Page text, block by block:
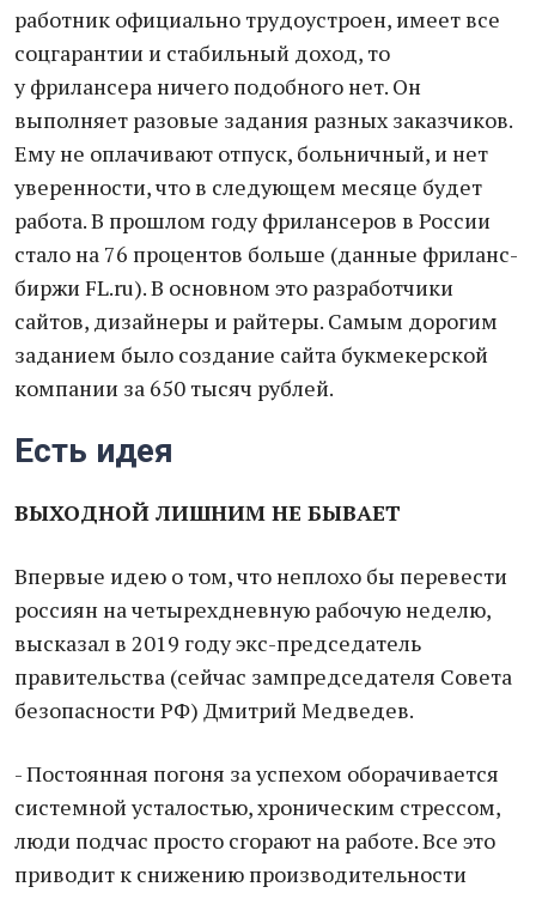
работник официально трудоустроен, имеет все
соцгарантии и стабильный доход, то
у фрилансера ничего подобного нет. Он
выполняет разовые задания разных заказчиков.
Ему не оплачивают отпуск, больничный, и нет
уверенности, что в следующем месяце будет
работа. В прошлом году фрилансеров в России
стало на 76 процентов больше (данные фриланс-
биржи FL.ru). В основном это разработчики
сайтов, дизайнеры и райтеры. Самым дорогим
заданием было создание сайта букмекерской
компании за 650 тысяч рублей.
Есть идея
ВЫХОДНОЙ ЛИШНИМ НЕ БЫВАЕТ
Впервые идею о том, что неплохо бы перевести
россиян на четырехдневную рабочую неделю,
высказал в 2019 году экс-председатель
правительства (сейчас зампредседателя Совета
безопасности РФ) Дмитрий Медведев.
- Постоянная погоня за успехом оборачивается
системной усталостью, хроническим стрессом,
люди подчас просто сгорают на работе. Все это
приводит к снижению производительности